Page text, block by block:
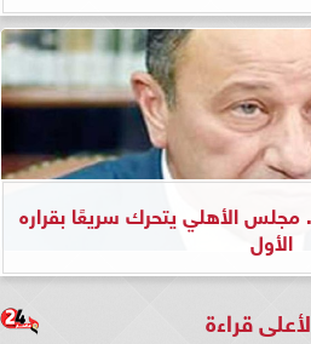
الأهلي يتحرك سريعًا بقراره
الأول
قراءة